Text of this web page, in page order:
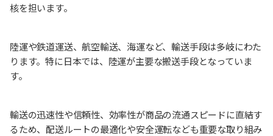
核を担います。
陸運や鉄道運送、航空輸送、海運など、輸送手段は多岐にわた
ります。特に日本では、陸運が主要な搬送手段となっていま
す。
輸送の迅速性や信頼性、効率性が商品の流通スピードに直結す
るため、配送ルートの最適化や安全運転なども重要な取り組み